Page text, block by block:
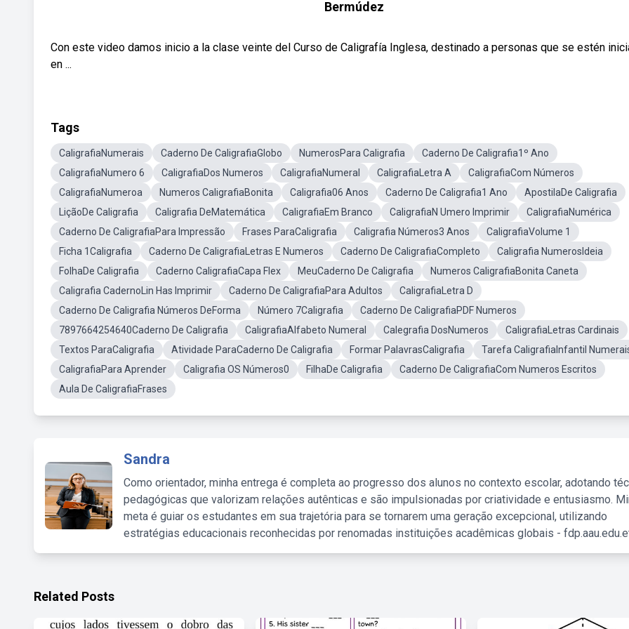
Bermúdez
Con este video damos inicio a la clase veinte del Curso de Caligrafía Inglesa, destinado a personas que se estén
en ...
Tags
CaligrafiaNumerais Caderno De CaligrafiaGlobo NumerosPara Caligrafia
Caderno De Caligrafia1º Ano
CaligrafiaNumero 6
CaligrafiaDos Numeros CaligrafiaNumeral CaligrafiaLetra A
CaligrafiaCom Números
CaligrafiaNumeroa
Numeros CaligrafiaBonita Caligrafia06 Anos Caderno De Caligrafia1 Ano
ApostilaDe Caligrafia
LiçãoDe Caligrafia
Caligrafia DeMatemática CaligrafiaEm Branco CaligrafiaN Umero Imprimir
CaligrafiaNumérica
Caderno De CaligrafiaPara Impressão
Frases ParaCaligrafia Caligrafia Números3 Anos
CaligrafiaVolume 1
Ficha 1Caligrafia
Caderno De CaligrafiaLetras E Numeros Caderno De CaligrafiaCompleto
Caligrafia NumerosIdeia
FolhaDe Caligrafia
Caderno CaligrafiaCapa Flex MeuCaderno De Caligrafia
Numeros CaligrafiaBonita Caneta
Caligrafia CadernoLin Has Imprimir
Caderno De CaligrafiaPara Adultos
CaligrafiaLetra D
Caderno De Caligrafia Números DeForma
Número 7Caligrafia
Caderno De CaligrafiaPDF Numeros
7897664254640Caderno De Caligrafia
CaligrafiaAlfabeto Numeral Calegrafia DosNumeros
CaligrafiaLetras Cardinais
Textos ParaCaligrafia
Atividade ParaCaderno De Caligrafia Formar PalavrasCaligrafia
Tarefa CaligrafiaInfantil
CaligrafiaPara Aprender
Caligrafia OS Números0 FilhaDe Caligrafia
Caderno De CaligrafiaCom Numeros Escritos
Aula De CaligrafiaFrases
Sandra
Como orientador, minha entrega é completa ao progresso dos alunos no contexto escolar, adotando
pedagógicas que valorizam relações autênticas e são impulsionadas por criatividade e entusiasmo.
meta é guiar os estudantes em sua trajetória para se tornarem uma geração excepcional, utilizando
estratégias educacionais reconhecidas por renomadas instituições acadêmicas globais -
Related Posts